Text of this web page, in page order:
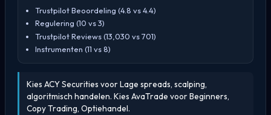
Trustpilot Beoordeling (4.8 vs 4.4)
Regulering (10 vs 3)
Trustpilot Reviews (13,030 vs 701)
Instrumenten (11 vs 8)
Kies ACY Securities voor Lage spreads, scalping,
algoritmisch handelen. Kies AvaTrade voor Beginners,
Copy Trading, Optiehandel.